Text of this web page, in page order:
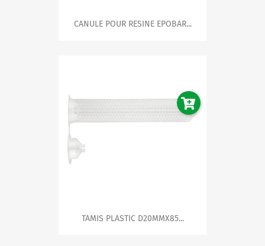
CANULE POUR RESINE EPOBAR...
TAMIS PLASTIC D20MMX85...